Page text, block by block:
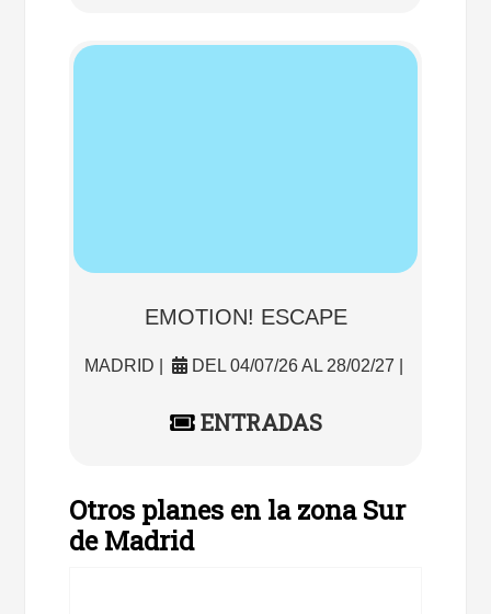
EMOTION! ESCAPE
MADRID | DEL 04/07/26 AL 28/02/27 |
ENTRADAS
Otros planes en la zona Sur
de Madrid